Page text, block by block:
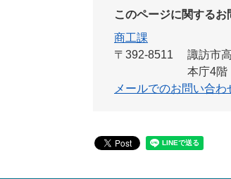
このページに関するお
商工課
〒392-8511
諏訪市
本庁4階
メールでのお問い合わ